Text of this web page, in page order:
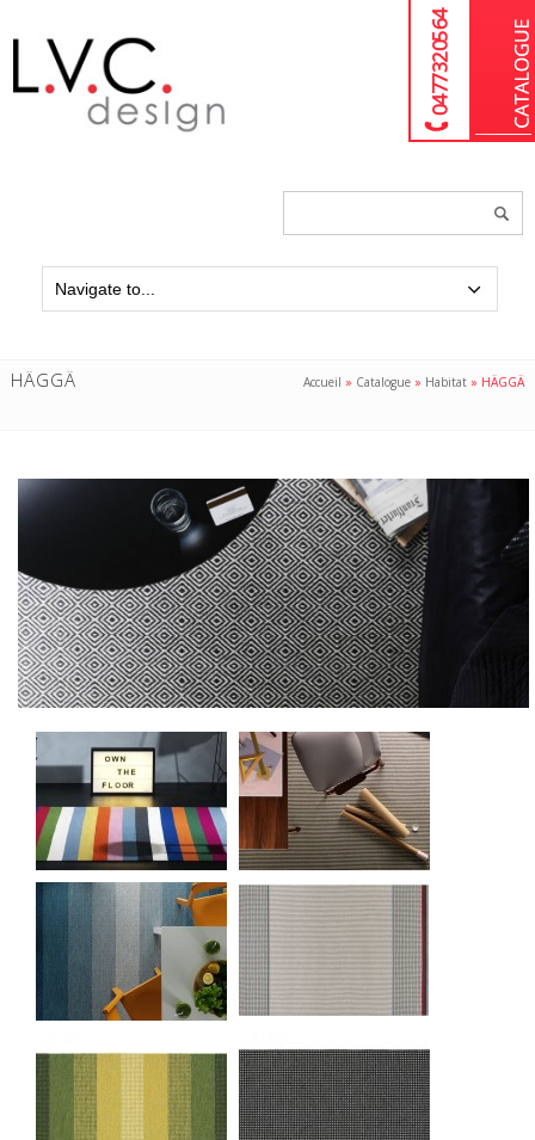
04 77 32 05 64
HÄGGÄ Accueil » Catalogue » Habitat » HÄGGÄ